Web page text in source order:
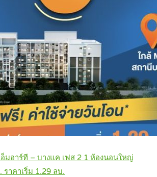
อ็มอาร์ที – บางแค เฟส 2 1 ห้องนอนใหญ่
าคาเริ่ม 1.29 ลบ.